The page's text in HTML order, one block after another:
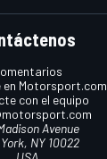
en Motorsport.com
con el equipo
Avenue
NY 10022